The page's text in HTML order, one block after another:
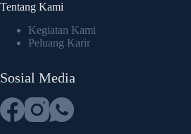
Tentang Kami
Kegiatan Kami
Peluang Karir
Sosial Media